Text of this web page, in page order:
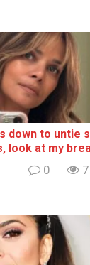
down to untie
look at my
0